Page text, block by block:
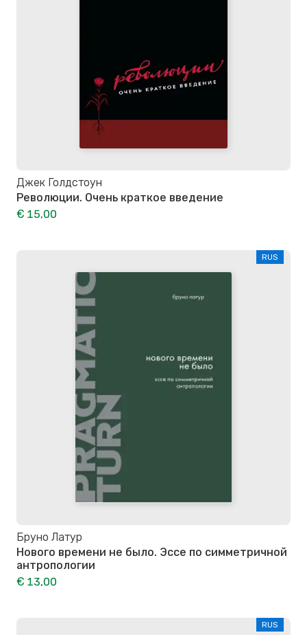
Джек Голдстоун
Революции. Очень краткое введение
€ 15,00
RUS
Бруно Латур
Нового времени не было. Эссе по симметричной
антропологии
€ 13,00
RUS